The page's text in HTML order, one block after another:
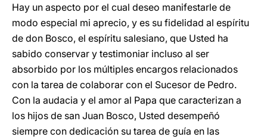
Hay un aspecto por el cual deseo manifestarle de
modo especial mi aprecio, y es su fidelidad al espíritu
de don Bosco, el espíritu salesiano, que Usted ha
sabido conservar y testimoniar incluso al ser
absorbido por los múltiples encargos relacionados
con la tarea de colaborar con el Sucesor de Pedro.
Con la audacia y el amor al Papa que caracterizan a
los hijos de san Juan Bosco, Usted desempeñó
siempre con dedicación su tarea de guía en las